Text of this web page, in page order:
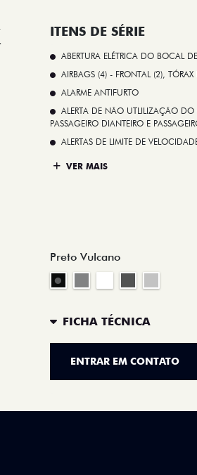
ITENS DE SÉRIE
ABERTURA ELÉTRICA DO BOCAL
AIRBAGS (4) - FRONTAL (2),
ALARME ANTIFURTO
ALERTA DE NÃO UTLILIZAÇÃO
PASSAGEIRO DIANTEIRO E
ALERTAS DE LIMITE DE
VER MAIS
Preto Vulcano
FICHA TÉCNICA
ENTRAR EM CONTATO